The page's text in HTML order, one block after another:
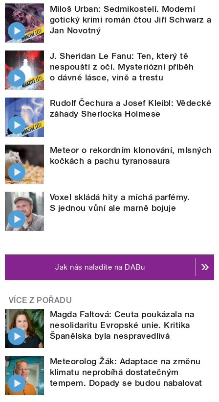
Miloš Urban: Sedmikostelí. Moderní
gotický krimi román čtou Jiří Schwarz a
Jan Novotný
J. Sheridan Le Fanu: Ten, který tě
nespouští z očí. Mysteriózní příběh
o dávné lásce, vině a trestu
Rudolf Čechura a Josef Kleibl: Vědecké
záhady Sherlocka Holmese
Meteor o rekordním klonování, mlsných
kočkách a pachu tyranosaura
Voxel skládá hity a míchá parfémy.
S jednou vůní ale marně bojuje
Jak nás naladíte na DABu
VÍCE Z POŘADU
Magda Faltová: Ceuta poukázala na
nesolidaritu Evropské unie. Kritika
Španělska byla nespravedlivá
Meteorolog Žák: Adaptace na změnu
klimatu neprobíhá dostatečným
tempem. Dopady se budou nabalovat